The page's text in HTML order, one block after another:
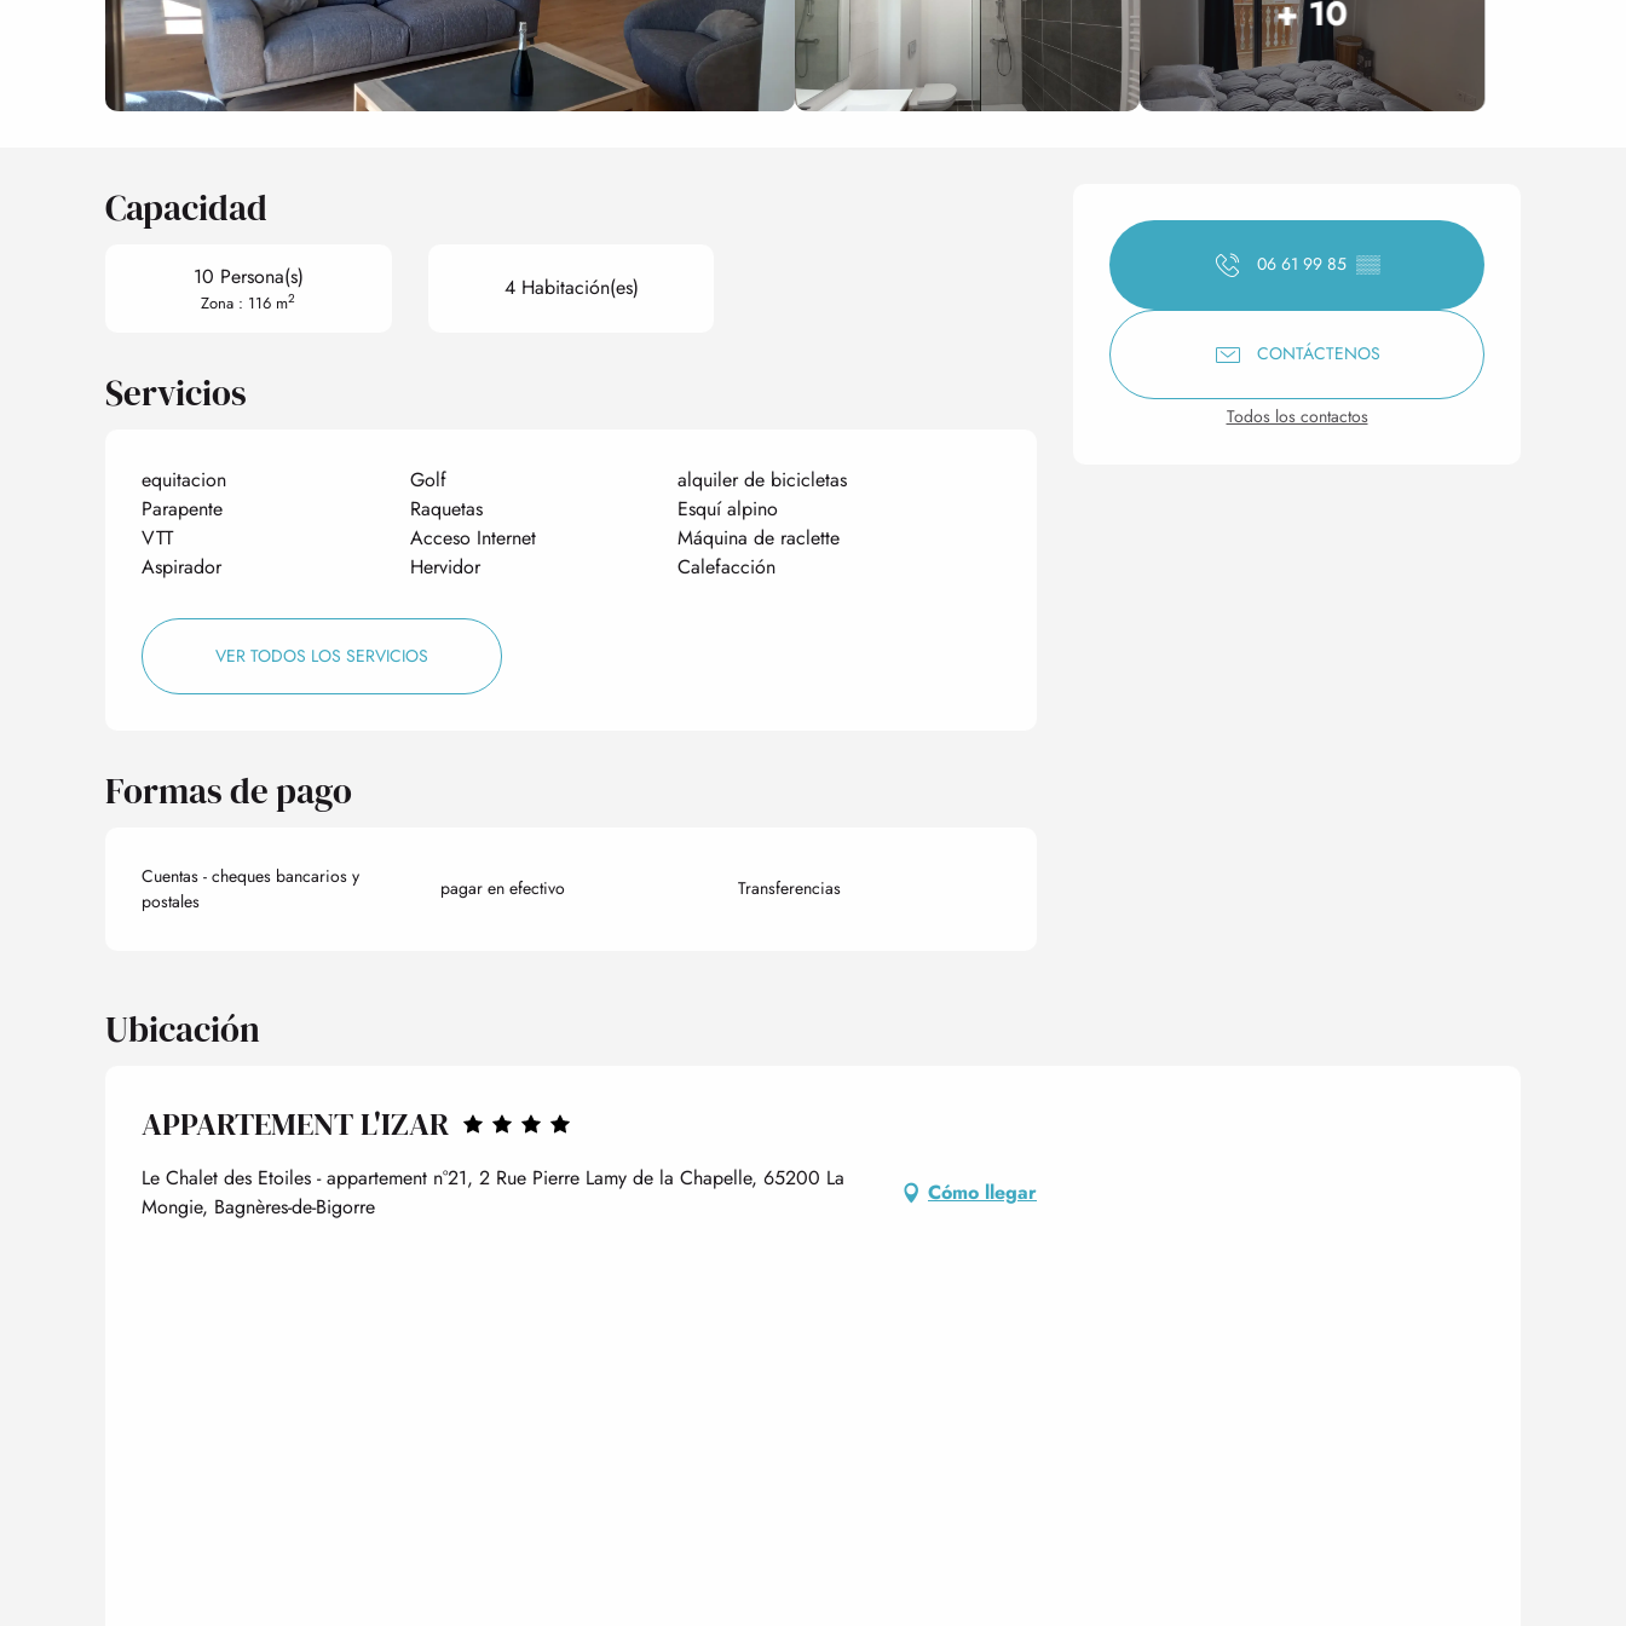
+ 10
Horarios y datos de
06 61 99 85 ▒▒
CONTÁCTENOS
Todos los contactos
Capacidad
10 Persona(s)
Zona : 116 m2 4 Habitación(es)
Servicios
equitacion Golf
alquiler de bicicletas
Parapente
Raquetas
Esquí alpino
VTT
Acceso Internet
Máquina de raclette
Aspirador
Hervidor Calefacción
VER TODOS LOS SERVICIOS
Formas de pago
Cuentas - cheques bancarios y
postales
pagar en efectivo Transferencias
Ubicación
APPARTEMENT L'IZAR
Le Chalet des Etoiles - appartement n°21, 2 Rue Pierre Lamy de la Chapelle, 65200 La
Mongie, Bagnères-de-Bigorre
Cómo llegar